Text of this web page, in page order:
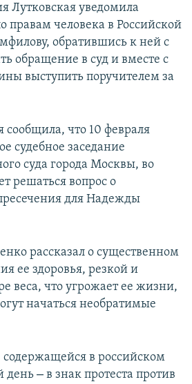
Лутковская уведомила
правам человека в Российской
обратившись к ней с
обращение в суд и вместе с
выступить поручителем за
сообщила, что 10 февраля
судебное заседание
суда города Москвы, во
решаться вопрос о
для Надежды
рассказал о существенном
ее здоровья, резкой и
веса, что угрожает ее жизни,
начаться необратимые
в российском
день – в знак протеста против